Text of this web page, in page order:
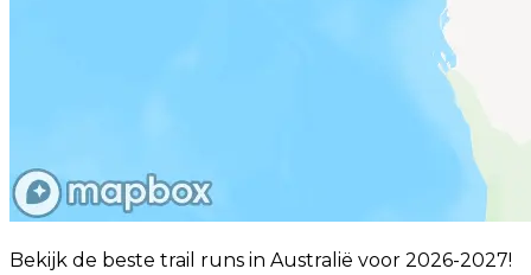
Bekijk de beste trail runs in Australië voor 2026-2027!